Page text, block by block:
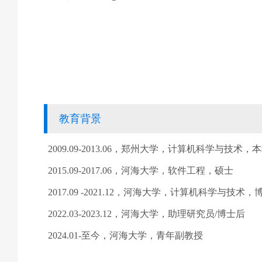
教育背景
2009.09-2013.06 ，郑州大学，计算机科学与技术，
2015.09-2017.06 ，河海大学，软件工程，硕士
2017.09 -2021.12 ，河海大学，计算机科学与技术，
2022.03-2023.12 ，河海大学，助理研究员/博士后
2024.01-至今，河海大学，青年副教授